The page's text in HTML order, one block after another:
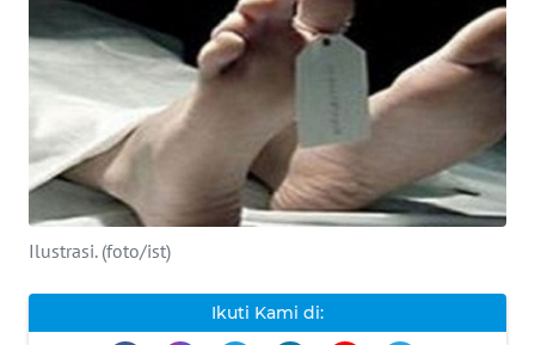
Ilustrasi. (foto/ist)
Ikuti Kami di:
INDEKS
BERITA
KONTAK
KAMI
INFO
IKLAN
KAMI